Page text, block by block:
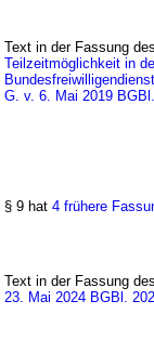
Text in der Fassung
Teilzeitmöglichkeit in
G. v. 6. Mai 2019
§ 9 hat4 frühere
Text in der Fassung
23. Mai 2024 BGBl.